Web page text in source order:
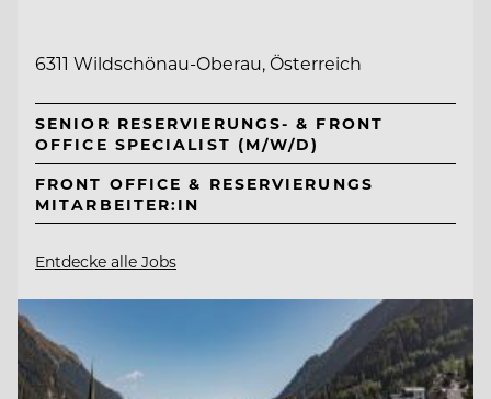
6311 Wildschönau-Oberau, Österreich
SENIOR RESERVIERUNGS- & FRONT
OFFICE SPECIALIST (M/W/D)
FRONT OFFICE & RESERVIERUNGS
MITARBEITER:IN
Entdecke alle Jobs